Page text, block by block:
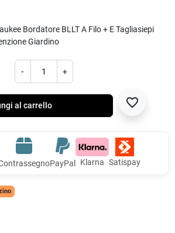
Bordatore BLLT A Filo + E Tagliasiepi
Giardino
- +
al carrello favorite_border
PayPal Klarna Satispay